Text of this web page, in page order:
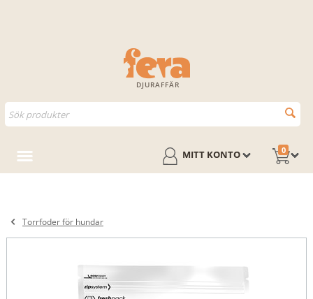
DJURAFFÄR
0
MITT KONTO
Torrfoder för hundar